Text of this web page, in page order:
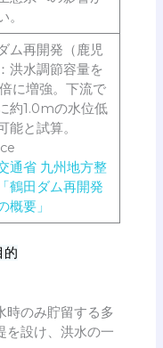
。
ム再開発（鹿児
洪水調節容量を
に増強。下流で
約1.0mの水位低
能と試算。
通省 九州地方整
鶴田ダム再開発
概要」
的
時のみ貯留する多
を設け、洪水の一